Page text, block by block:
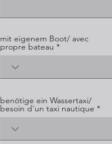
mit eigenem Boot/ avec
propre bateau
benötige ein Wassertaxi/
besoin d'un taxi nautique